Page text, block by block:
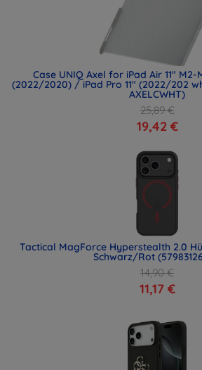
Case UNIQ Axel for iPad Air 11" M2-
(2022/2020) / iPad Pro 11" (2022/202
AXELCWHT)
25,89 €
19,42 €
Tactical MagForce Hyperstealth 2.0
Schwarz/Rot
14,90 €
11,17 €